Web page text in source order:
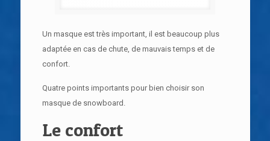
Un masque est très important, il est beaucoup plus
adaptée en cas de chute, de mauvais temps et de
confort.
Quatre points importants pour bien choisir son
masque de snowboard.
Le confort